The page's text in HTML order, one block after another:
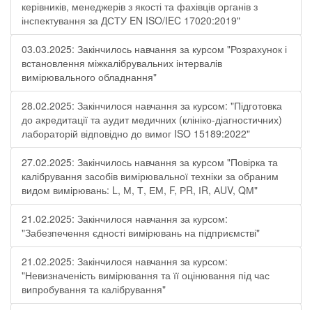
керівників, менеджерів з якості та фахівців органів з
інспектування за ДСТУ EN ISO/IEC 17020:2019"
03.03.2025: Закінчилось навчання за курсом "Розрахунок і
встановлення міжкалібрувальних інтервалів
вимірювального обладнання"
28.02.2025: Закінчилося навчання за курсом: "Підготовка
до акредитації та аудит медичних (клініко-діагностичних)
лабораторій відповідно до вимог ISO 15189:2022"
27.02.2025: Закінчилось навчання за курсом "Повірка та
калібрування засобів вимірювальної техніки за обраним
видом вимірювань: L, М, Т, ЕМ, F, РR, ІR, АUV, QМ"
21.02.2025: Закінчилося навчання за курсом:
"Забезпечення єдності вимірювань на підприємстві"
21.02.2025: Закінчилося навчання за курсом:
"Невизначеність вимірювання та її оцінювання під час
випробування та калібрування"